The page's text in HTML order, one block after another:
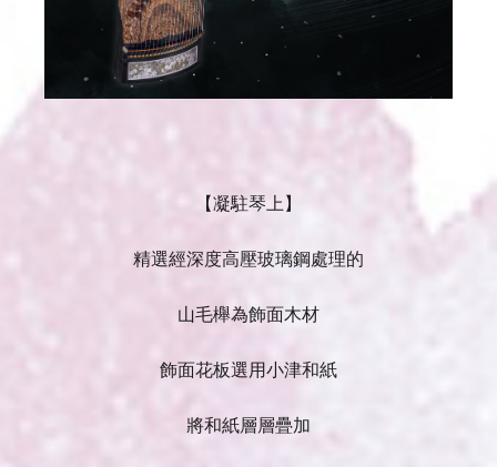
【凝駐琴上 】
精選經深度高壓玻璃鋼處理的
山毛櫸為飾面木材
飾面花板選用小津和紙
將和紙層層疊加